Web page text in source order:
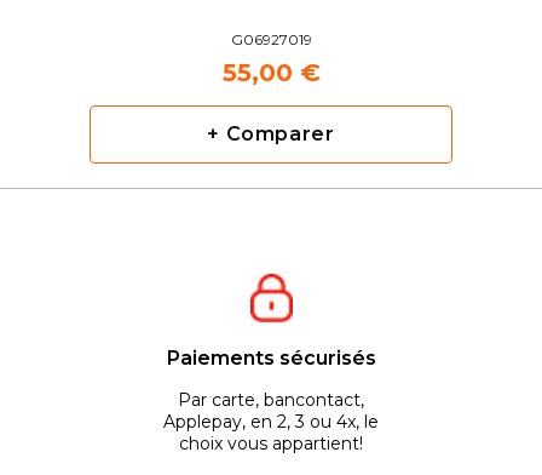
G06927019
55,00 €
+ Comparer
Paiements sécurisés
Par carte, bancontact,
Applepay, en 2, 3 ou 4x, le
choix vous appartient!